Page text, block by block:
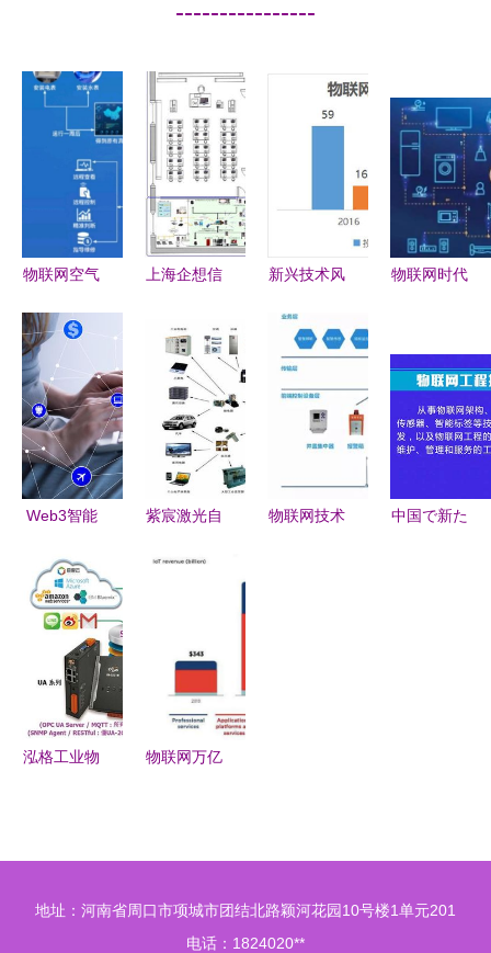
----------------
物联网空气
技术服务驱
动业务增长
的新引擎
上海企想信
联网实验室
解决方案
新兴技术风
人 Gartner
曲线与物联
网风险资本
的博弈与思
物联网时代
战和技术变
革
Web3智能
技连接的未
来世界
紫宸激光自
行业迈向高
代
物联网技术
中国で新た
泓格工业物
物联网技术
物联网万亿
地址：河南省周口市项城市团结北路颖河花园10号楼1单元201
电话：1824020**